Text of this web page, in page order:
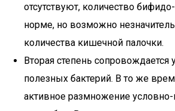
отсутствуют, количество
норме, но возможно
количества кишечной палочки.
Вторая степень
полезных бактерий. В то же
активное размножение